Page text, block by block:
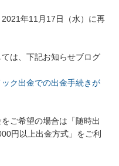
年11月17日（水）に再
は、下記お知らせブログ
ック出金での出金手続きが
ご希望の場合は「随時出
円以上出金方式」をご利